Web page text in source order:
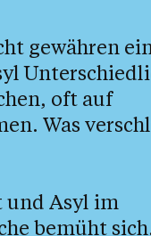
gewähren
oft auf
Was
und Asyl im
bemüht